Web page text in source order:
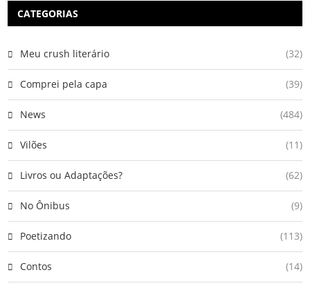
CATEGORIAS
Meu crush literário (32)
Comprei pela capa (39)
News (484)
Vilões (11)
Livros ou Adaptações? (62)
No Ônibus (9)
Poetizando (113)
Contos (14)